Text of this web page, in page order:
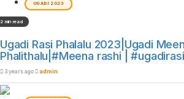
UGADI 2023
2 min read
Ugadi Rasi Phalalu 2023|Ugadi
Phalithalu|#Meena rashi |
3 years ago admin